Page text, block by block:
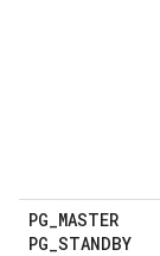
PG_MASTER
PG_STANDBY